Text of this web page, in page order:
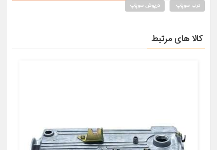
درب سوپاپ درپوش سوپاپ
کالا های مرتبط